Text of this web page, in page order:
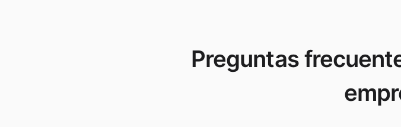
Preguntas